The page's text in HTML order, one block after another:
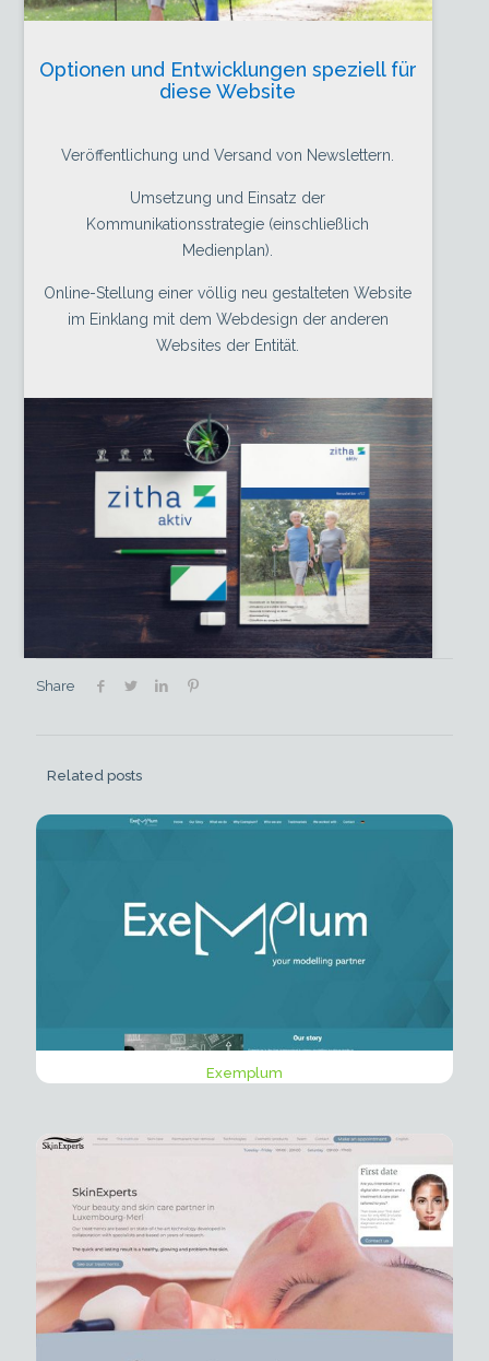
Optionen und Entwicklungen speziell für
diese Website
Veröffentlichung und Versand von Newslettern.
Umsetzung und Einsatz der
Kommunikationsstrategie (einschließlich
Medienplan).
Online-Stellung einer völlig neu gestalteten Website
im Einklang mit dem Webdesign der anderen
Websites der Entität.
Share
Related posts
Exemplum